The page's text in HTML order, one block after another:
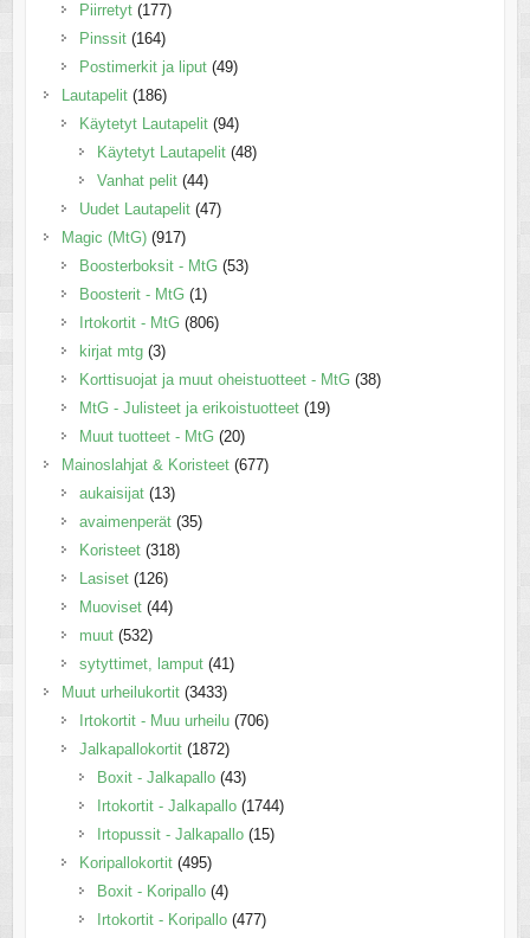
Piirretyt (177)
Pinssit (164)
Postimerkit ja liput (49)
Lautapelit (186)
Käytetyt Lautapelit (94)
Käytetyt Lautapelit (48)
Vanhat pelit (44)
Uudet Lautapelit (47)
Magic (MtG) (917)
Boosterboksit - MtG (53)
Boosterit - MtG (1)
Irtokortit - MtG (806)
kirjat mtg (3)
Korttisuojat ja muut oheistuotteet - MtG (38)
MtG - Julisteet ja erikoistuotteet (19)
Muut tuotteet - MtG (20)
Mainoslahjat & Koristeet (677)
aukaisijat (13)
avaimenperät (35)
Koristeet (318)
Lasiset (126)
Muoviset (44)
muut (532)
sytyttimet, lamput (41)
Muut urheilukortit (3433)
Irtokortit - Muu urheilu (706)
Jalkapallokortit (1872)
Boxit - Jalkapallo (43)
Irtokortit - Jalkapallo (1744)
Irtopussit - Jalkapallo (15)
Koripallokortit (495)
Boxit - Koripallo (4)
Irtokortit - Koripallo (477)